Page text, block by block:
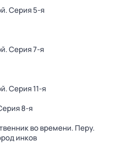
. Серия 5-я
. Серия 7-я
. Серия 11-я
8-я
во времени. Перу.
инков